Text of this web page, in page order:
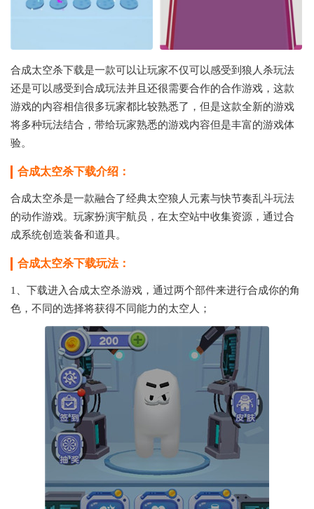
合成太空杀下载是一款可以让玩家不仅可以感受到狼人杀玩法
还是可以感受到合成玩法并且还很需要合作的合作游戏，这款
游戏的内容相信很多玩家都比较熟悉了，但是这款全新的游戏
将多种玩法结合，带给玩家熟悉的游戏内容但是丰富的游戏体
验。
合成太空杀下载介绍：
合成太空杀是一款融合了经典太空狼人元素与快节奏乱斗玩法
的动作游戏。玩家扮演宇航员，在太空站中收集资源，通过合
成系统创造装备和道具。
合成太空杀下载玩法：
1、下载进入合成太空杀游戏，通过两个部件来进行合成你的角
色，不同的选择将获得不同能力的太空人；